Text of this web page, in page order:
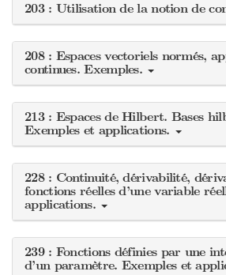
203 : Utilisation de la notion de
208 : Espaces vectoriels normés,
continues. Exemples.
213 : Espaces de Hilbert. Bases
Exemples et applications.
228 : Continuité, dérivabilité,
fonctions réelles d’une variable
applications.
239 : Fonctions définies par une
d’un paramètre. Exemples et